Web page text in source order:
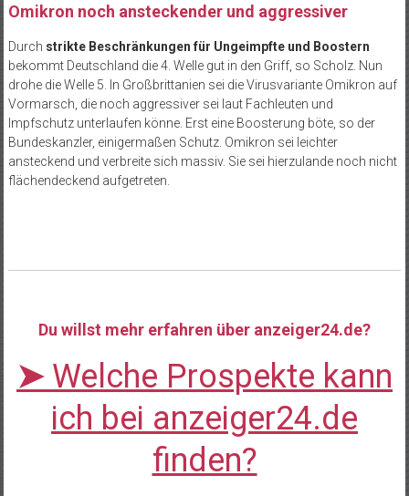
Omikron noch ansteckender und aggressiver
Durch strikte Beschränkungen für Ungeimpfte und Boostern
bekommt Deutschland die 4. Welle gut in den Griff, so Scholz. Nun
drohe die Welle 5. In Großbrittanien sei die Virusvariante Omikron auf
Vormarsch, die noch aggressiver sei laut Fachleuten und
Impfschutz unterlaufen könne. Erst eine Boosterung böte, so der
Bundeskanzler, einigermaßen Schutz. Omikron sei leichter
ansteckend und verbreite sich massiv. Sie sei hierzulande noch nicht
flächendeckend aufgetreten.
Du willst mehr erfahren über anzeiger24.de?
➤ Welche Prospekte kann
ich bei anzeiger24.de
finden?